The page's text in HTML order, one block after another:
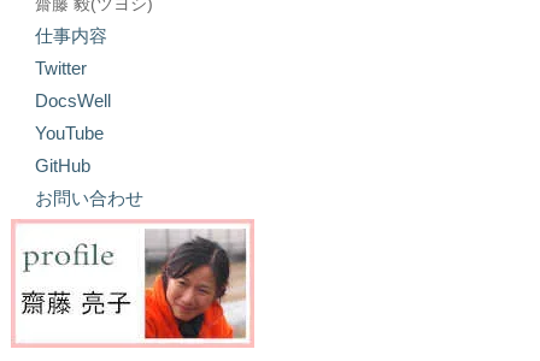
齋藤 毅(ツヨシ)
仕事内容
Twitter
DocsWell
YouTube
GitHub
お問い合わせ